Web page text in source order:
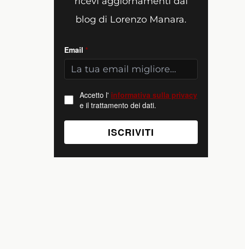
blog di Lorenzo Manara.
Email *
Accetto l' informativa sulla privacy
e il trattamento dei dati.